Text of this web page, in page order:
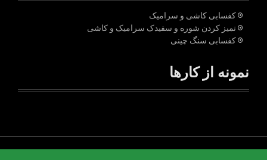
کفسابی کاشی و سرامیک
تمیز کردن شوره و سفیدک سرامیک و کاشی
کفسابی سنگ چینی
نمونه از کارها